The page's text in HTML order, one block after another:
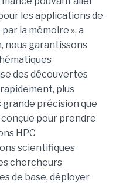
les applications de
la mémoire », a
nous garantissons
des découvertes
plus
précision que
pour prendre
HPC
scientifiques
chercheurs
de base, déployer